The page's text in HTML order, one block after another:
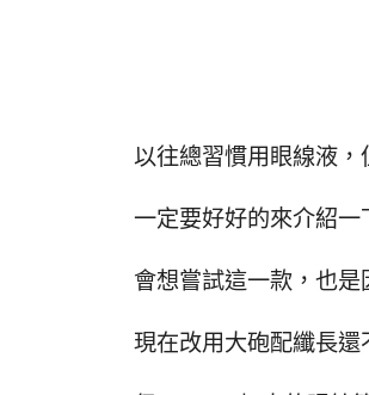
以往總習慣用眼線液
一定要好好的來介紹一
會想嘗試這一款，也是
現在改用大砲配纖長還